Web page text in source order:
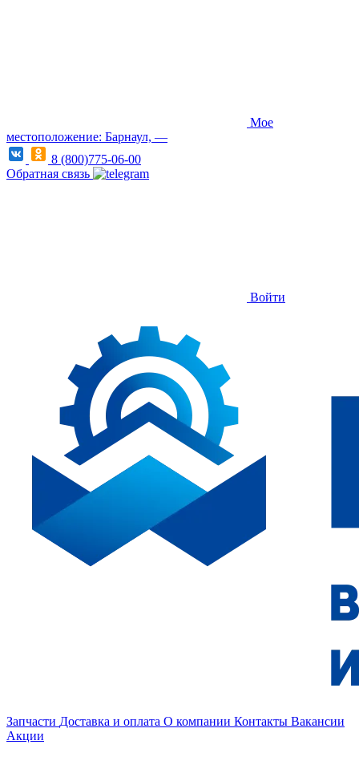
Мое
местоположение: Барнаул, —
8 (800)775-06-00
Обратная связь
Войти
Запчасти Доставка и оплата О компании Контакты Вакансии
Акции